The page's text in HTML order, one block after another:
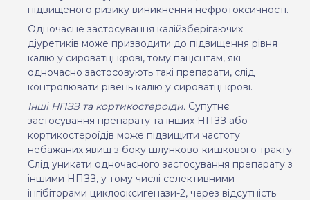
підвищеного ризику виникнення нефротоксичності.
Одночасне застосування калійзберігаючих
діуретиків може призводити до підвищення рівня
калію у сироватці крові, тому пацієнтам, які
одночасно застосовують такі препарати, слід
контролювати рівень калію у сироватці крові.
Інші НПЗЗ та кортикостероїди. Супутнє
застосування препарату та інших НПЗЗ або
кортикостероїдів може підвищити частоту
небажаних явищ з боку шлунково-кишкового тракту.
Слід уникати одночасного застосування препарату з
іншими НПЗЗ, у тому числі селективними
інгібіторами циклооксигенази-2, через відсутність